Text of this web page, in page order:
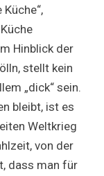
Hinblick der
stellt kein
„dick“ sein.
bleibt, ist es
Weltkrieg
von der
dass man für